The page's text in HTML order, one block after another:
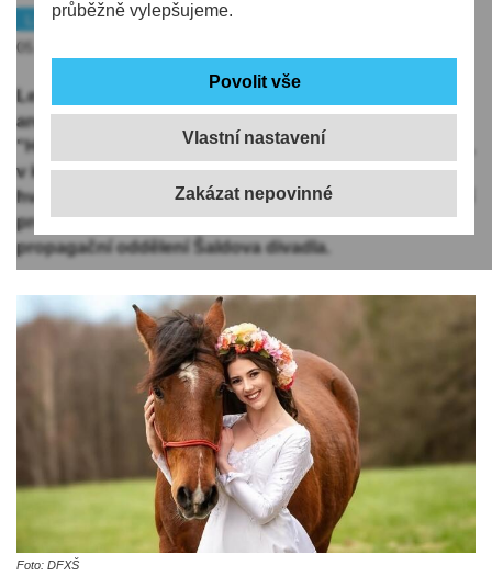
průběžně vylepšujeme.
Vlastní nastavení
Kultura
Liberec
05.06.2026 | 12:21
Letní scéna libereckého DFXŠ bude letos opět v
areálu Jítravský Dvorec v Jítravě na LIberecku.
"Hrajeme u koní! V krásné přírodě kousek za Libercem,
v kryté jízdárně za každého počasí i open air pod
hvězdnou oblohou. Největší trháky hudební i činoherní
pro diváky zblízka i zdaleka," avizuje
propagační oddělení Šaldova divadla.
Foto: DFXŠ